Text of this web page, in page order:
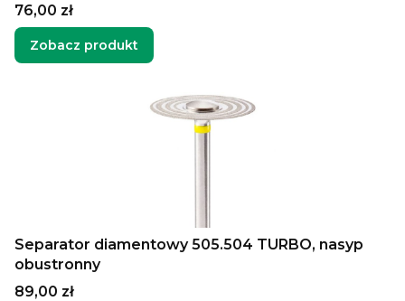
Cena
76,00 zł
Zobacz produkt
Separator diamentowy 505.504 TURBO, nasyp
obustronny
Cena
89,00 zł